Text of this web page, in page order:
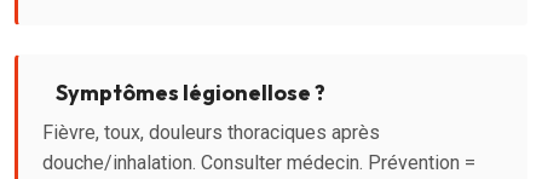
Symptômes légionellose ?
Fièvre, toux, douleurs thoraciques après
douche/inhalation. Consulter médecin. Prévention =